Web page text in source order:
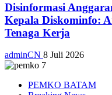
Disinformasi
Kepala Diskominfo:
Tenaga Kerja
adminCN 8 Juli 2026
PEMKO BATAM